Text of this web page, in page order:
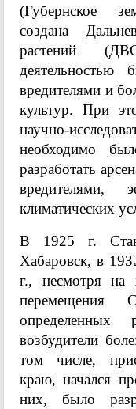
(Губернское
создана
растений
деятельностью
вредителями и
культур. При
научно-
необходимо
разработать
вредителями,
климатических
В 1925 г.
Хабаровск, в
г., несмотря на
перемещения
возбудители
том числе,
краю, начался
них, было